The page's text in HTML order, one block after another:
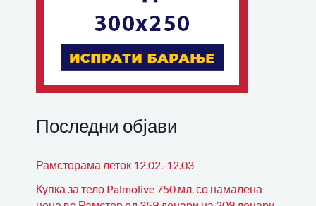
Последни објави
Рамсторама леток 12.02.-12.03
Купка за тело Palmolive 750 мл. со намалена